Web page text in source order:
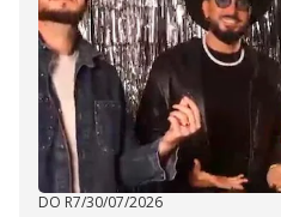
DO R7/30/07/2026